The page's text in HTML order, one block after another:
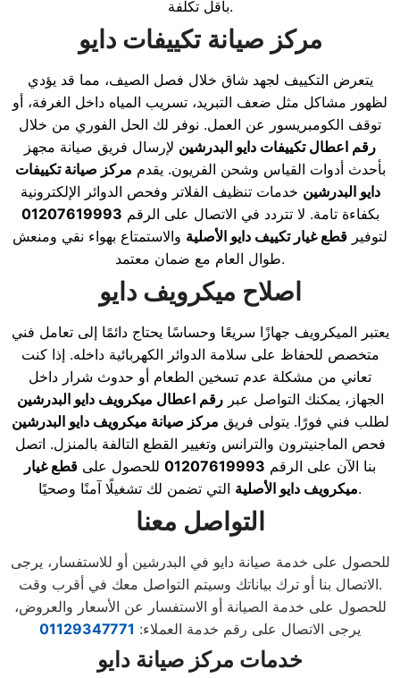
بأقل تكلفة.
مركز صيانة تكييفات دايو
يتعرض التكييف لجهد شاق خلال فصل الصيف، مما قد يؤدي
لظهور مشاكل مثل ضعف التبريد، تسريب المياه داخل الغرفة، أو
توقف الكومبريسور عن العمل. نوفر لك الحل الفوري من خلال
رقم اعطال تكييفات دايو البدرشين لإرسال فريق صيانة مجهز
بأحدث أدوات القياس وشحن الفريون. يقدم مركز صيانة تكييفات
دايو البدرشين خدمات تنظيف الفلاتر وفحص الدوائر الإلكترونية
بكفاءة تامة. لا تتردد في الاتصال على الرقم 01207619993
لتوفير قطع غيار تكييف دايو الأصلية والاستمتاع بهواء نقي ومنعش
طوال العام مع ضمان معتمد.
اصلاح ميكرويف دايو
يعتبر الميكرويف جهازًا سريعًا وحساسًا يحتاج دائمًا إلى تعامل فني
متخصص للحفاظ على سلامة الدوائر الكهربائية داخله. إذا كنت
تعاني من مشكلة عدم تسخين الطعام أو حدوث شرار داخل
الجهاز، يمكنك التواصل عبررقم اعطال ميكرويف دايو البدرشين
لطلب فني فورًا. يتولى فريق مركز صيانة ميكرويف دايو البدرشين
فحص الماجنيترون والترانس وتغيير القطع التالفة بالمنزل. اتصل
بنا الآن على الرقم 01207619993 للحصول على قطع غيار
ميكرويف دايو الأصليةالتي تضمن لك تشغيلًا آمنًا وصحيًا.
التواصل معنا
للحصول على خدمة صيانة دايو في البدرشين أو للاستفسار، يرجى
الاتصال بنا أو ترك بياناتك وسيتم التواصل معك في أقرب وقت.
للحصول على خدمة الصيانة أو الاستفسار عن الأسعار والعروض،
يرجى الاتصال على رقم خدمة العملاء: 01129347771
خدمات مركز صيانة دايو